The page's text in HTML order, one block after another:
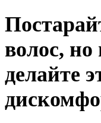
волос, но
делайте